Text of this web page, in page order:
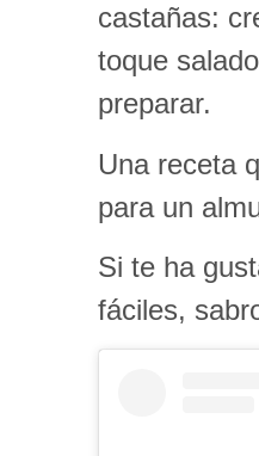
castañas:
toque
preparar.
Una receta
para un
Si te ha
fáciles,